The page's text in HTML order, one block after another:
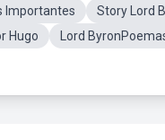
Importantes
Story Lord
Hugo
Lord